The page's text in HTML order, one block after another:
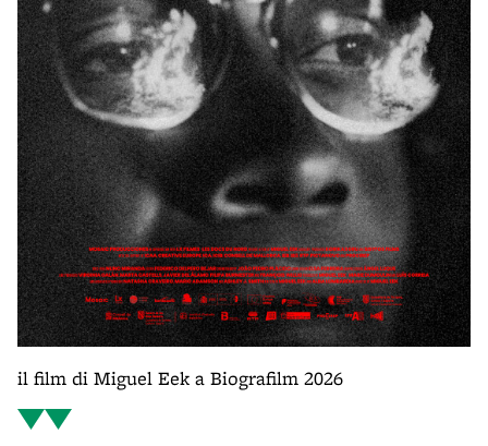
il film di Miguel Eek a Biografilm 2026